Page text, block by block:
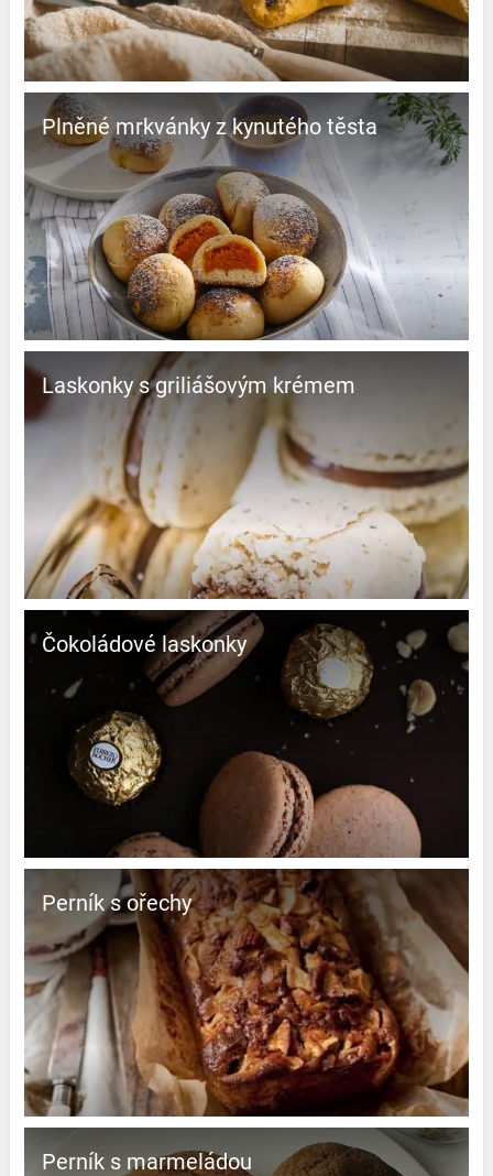
Plněné mrkvánky z kynutého těsta
Laskonky s griliášovým krémem
Čokoládové laskonky
Perník s ořechy
Perník s marmeládou